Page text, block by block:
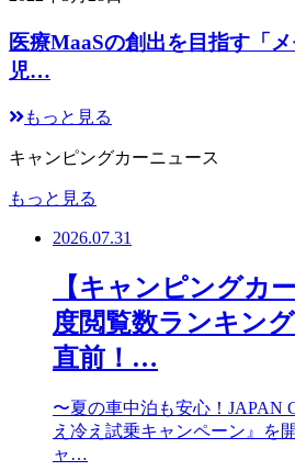
医療MaaSの創出を目指す「
児…
もっと見る
キャンピングカーニュース
もっと見る
2026.07.31
【キャンピングカ
度閲覧数ランキン
直前！…
〜夏の車中泊も安心！JAPAN
え冷え試乗キャンペーン』を
ャ…